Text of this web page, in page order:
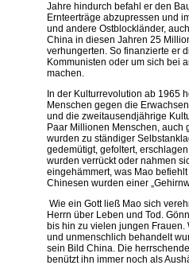
Jahre hindurch befahl er den
Ernteerträge abzupressen und
und andere Ostblockländer,
China in diesen Jahren 25
verhungerten. So finanzierte er
Kommunisten oder um sich bei
machen.
In der Kulturrevolution ab 1965
Menschen gegen die
und die zweitausendjährige
Paar Millionen Menschen, auch
wurden zu ständiger
gedemütigt, gefoltert,
wurden verrückt oder nahmen
eingehämmert, was Mao
Chinesen wurden einer
Wie ein Gott ließ Mao sich
Herrn über Leben und Tod.
bis hin zu vielen jungen Frauen.
und unmenschlich behandelt
sein Bild China. Die
benützt ihn immer noch als